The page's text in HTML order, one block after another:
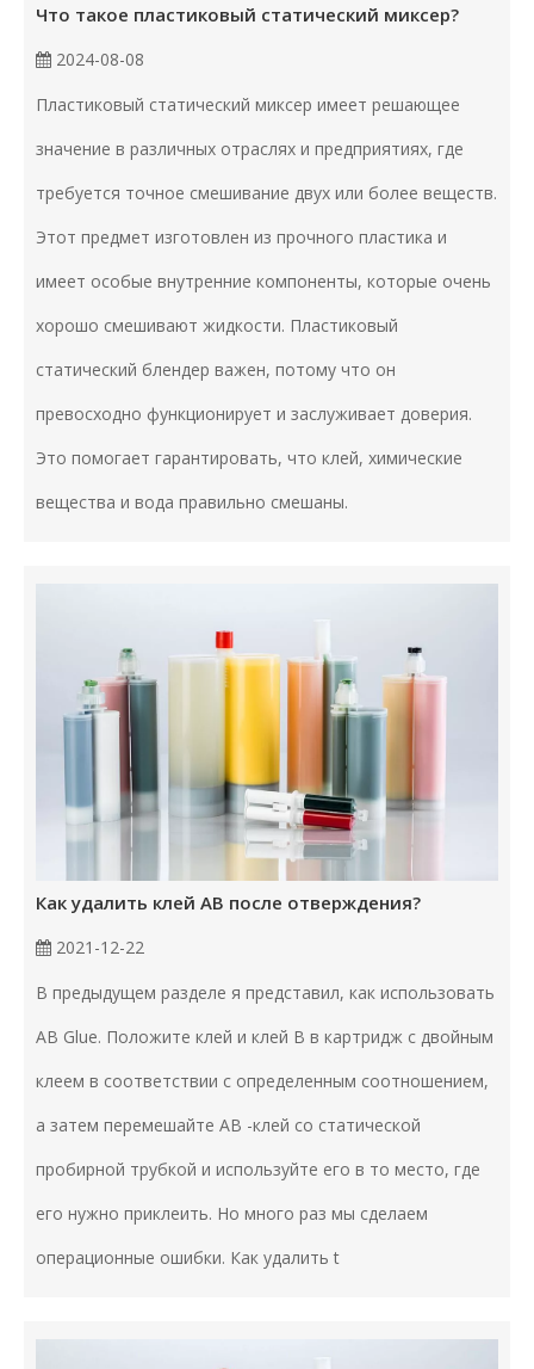
Что такое пластиковый статический миксер?
2024-08-08
Пластиковый статический миксер имеет решающее
значение в различных отраслях и предприятиях, где
требуется точное смешивание двух или более веществ.
Этот предмет изготовлен из прочного пластика и
имеет особые внутренние компоненты, которые очень
хорошо смешивают жидкости. Пластиковый
статический блендер важен, потому что он
превосходно функционирует и заслуживает доверия.
Это помогает гарантировать, что клей, химические
вещества и вода правильно смешаны.
Как удалить клей AB после отверждения?
2021-12-22
В предыдущем разделе я представил, как использовать
AB Glue. Положите клей и клей B в картридж с двойным
клеем в соответствии с определенным соотношением,
а затем перемешайте AB -клей со статической
пробирной трубкой и используйте его в то место, где
его нужно приклеить. Но много раз мы сделаем
операционные ошибки. Как удалить t